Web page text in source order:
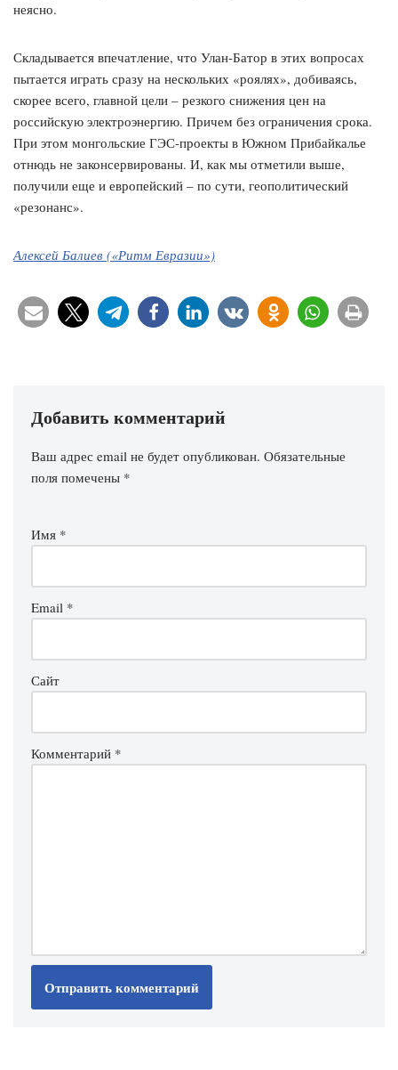
неясно.
Складывается впечатление, что Улан-Батор в этих вопросах
пытается играть сразу на нескольких «роялях», добиваясь,
скорее всего, главной цели – резкого снижения цен на
российскую электроэнергию. Причем без ограничения срока.
При этом монгольские ГЭС-проекты в Южном Прибайкалье
отнюдь не законсервированы. И, как мы отметили выше,
получили еще и европейский – по сути, геополитический
«резонанс».
Алексей Балиев («Ритм Евразии»)
Добавить комментарий
Ваш адрес email не будет опубликован. Обязательные
поля помечены *
Имя *
Email *
Сайт
Комментарий *